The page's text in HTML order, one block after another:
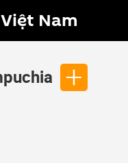
Việt Nam